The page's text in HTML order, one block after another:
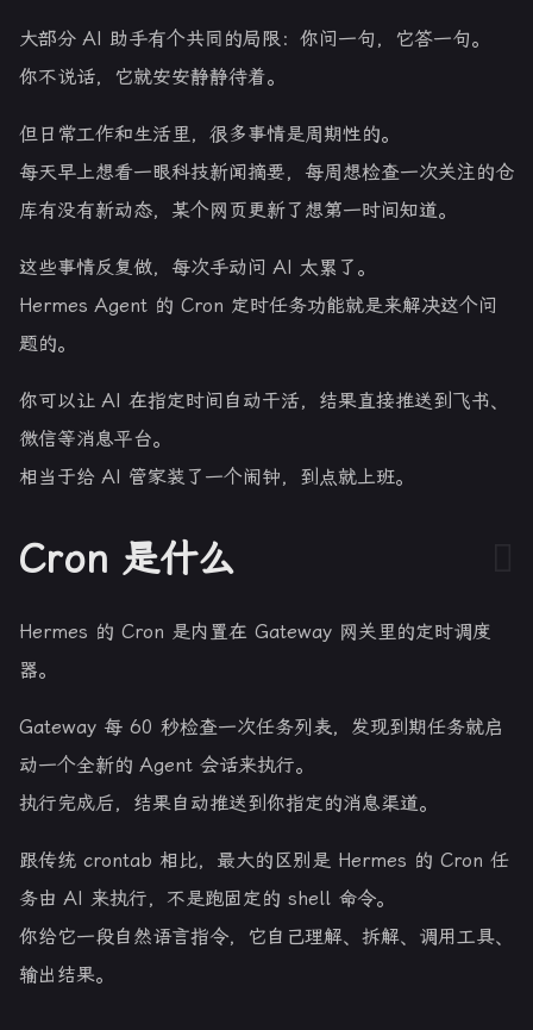
大部分 AI 助手有个共同的局限：你问一句，它答一句。
你不说话，它就安安静静待着。
但日常工作和生活里，很多事情是周期性的。
每天早上想看一眼科技新闻摘要，每周想检查一次关注的仓
库有没有新动态，某个网页更新了想第一时间知道。
这些事情反复做，每次手动问 AI 太累了。
Hermes Agent 的 Cron 定时任务功能就是来解决这个问
题的。
你可以让 AI 在指定时间自动干活，结果直接推送到飞书、
微信等消息平台。
相当于给 AI 管家装了一个闹钟，到点就上班。
Cron 是什么
Hermes 的 Cron 是内置在 Gateway 网关里的定时调度
器。
Gateway 每 60 秒检查一次任务列表，发现到期任务就启
动一个全新的 Agent 会话来执行。
执行完成后，结果自动推送到你指定的消息渠道。
跟传统 crontab 相比，最大的区别是 Hermes 的 Cron 任
务由 AI 来执行，不是跑固定的 shell 命令。
你给它一段自然语言指令，它自己理解、拆解、调用工具、
输出结果。